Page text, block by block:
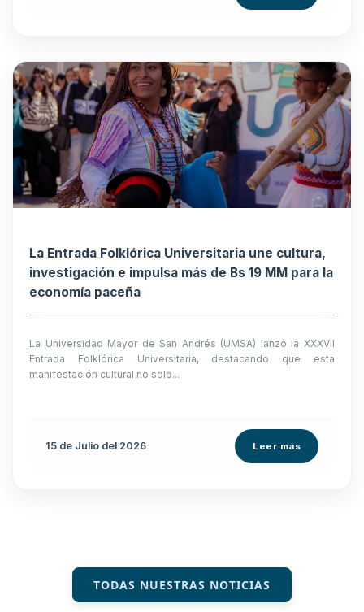
La Entrada Folklórica Universitaria une cultura,
investigación e impulsa más de Bs 19 MM para la
economía paceña
La Universidad Mayor de San Andrés (UMSA) lanzó la XXXVII
Entrada Folklórica Universitaria, destacando que esta
manifestación cultural no solo...
15 de Julio del 2026 Leer más
TODAS NUESTRAS NOTICIAS